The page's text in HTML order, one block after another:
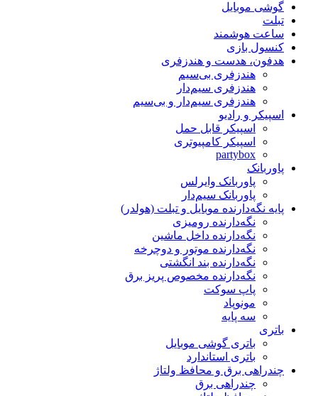
گوشی موبایل
تبلت
ساعت هوشمند
کنسول بازی
هدفون، هدست و هندزفری
هندزفری بی‌سیم
هندزفری سیم‌دار
هندزفری سیم‌دار و بی‌سیم
اسپیکر و رادیو
اسپیکر قابل حمل
اسپیکر کامپیوتری
partybox
پاوربانک
پاوربانک وایرلس
پاوربانک سیم‌دار
پایه نگه‌دارنده موبایل و تبلت (هولدر)
نگه‌دارنده رومیزی
نگه‌دارنده داخل ماشین
نگه‌دارنده موتور و دوچرخه
نگه‌دارنده بند انگشتی
نگه‌دارنده مخصوص پریز برق
پاپ سوکت
مونوپاد
سه پایه
باتری
باتری گوشی موبایل
باتری استاندارد
چندراهی برق و محافظ ولتاژ
چندراهی برق